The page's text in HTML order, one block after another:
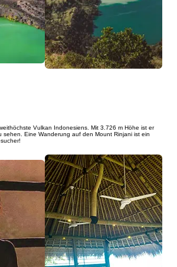
Vulkan Indonesiens. Mit 3.726 m Höhe ist er
sehen. Eine Wanderung auf den Mount Rinjani ist ein